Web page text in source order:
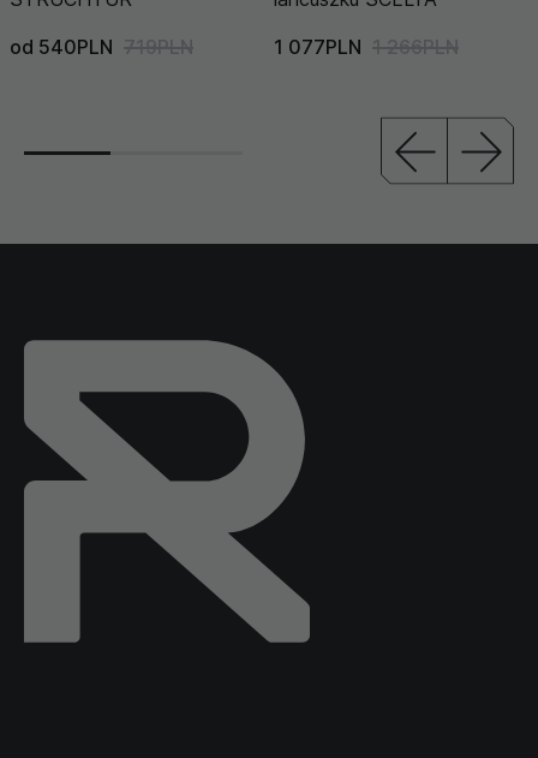
od 540PLN 719PLN
1 077PLN 1 266PLN